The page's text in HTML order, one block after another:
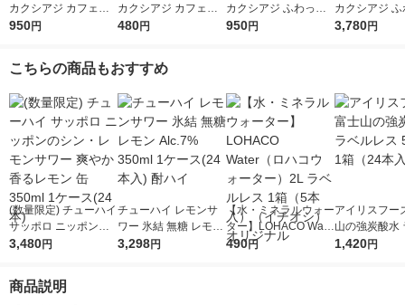
カクシアジ カフェオ
レ仕立て 缶 350ml 6
950円
カクシアジ カフェオ
レ仕立て 缶 350ml 3
480円
カクシアジ ふわっと
バナナ 缶 350ml 6本
950円
カクシアジ
バナナ 缶
3,780円
こちらの商品もおすすめ
(数量限定) チューハイ
サッポロ ニッポンの
シン・レモンサワー
3,480円
チューハイ レモンサ
ワー 氷結 無糖 レモン
Alc.7% 350ml 1ケー
3,298円
【水・ミネラルウォー
ター】LOHACO Wate
r（ロハコウォータ
490円
アイリスフー
山の強炭酸水
レス 500ml 1
1,420円
商品説明